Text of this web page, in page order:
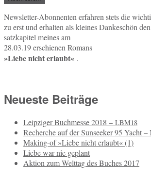
News­let­ter-Abon­nen­ten er­fah­ren stets die
zu erst und er­hal­ten als klei­nes Dan­ke­schön
satz­ka­pi­tel meines am
28.03.19 er­schie­nen Romans
»Liebe nicht er­laubt« .
Neueste Beiträge
Leipziger Buchmesse 2018 – LBM18
Recherche auf der Sunseeker 95 Yacht
Making-of »Liebe nicht erlaubt« (1)
Liebe war nie geplant
Aktion zum Welttag des Buches 2017